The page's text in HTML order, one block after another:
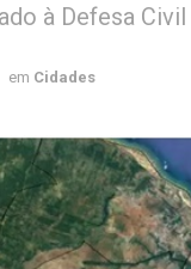
à Defesa
em Cidades